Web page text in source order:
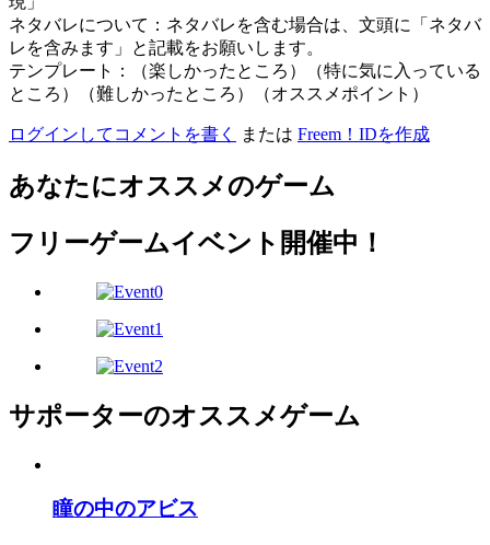
ネタバレについて：ネタバレを含む場合は、文頭に「ネタバ
レを含みます」と記載をお願いします。
テンプレート：（楽しかったところ）（特に気に入っている
ところ）（難しかったところ）（オススメポイント）
ログインしてコメントを書く または Freem！IDを作成
あなたにオススメのゲーム
フリーゲームイベント開催中！
サポーターのオススメゲーム
瞳の中のアビス